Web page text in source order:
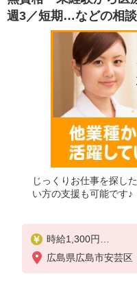
週3／短期…などの相談
じっくりお仕事を探し
い方の支援も可能です♪
時給1,300円
★週払いOK（規定あ
広島県広島市安芸区